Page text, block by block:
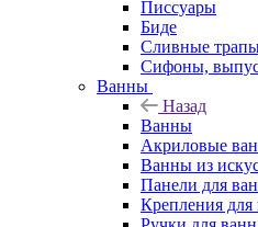
Писсуары
Биде
Сливные
Сифоны,
Ванны
Назад
Ванны
Акриловые
Ванны из
Панели для
Крепления для